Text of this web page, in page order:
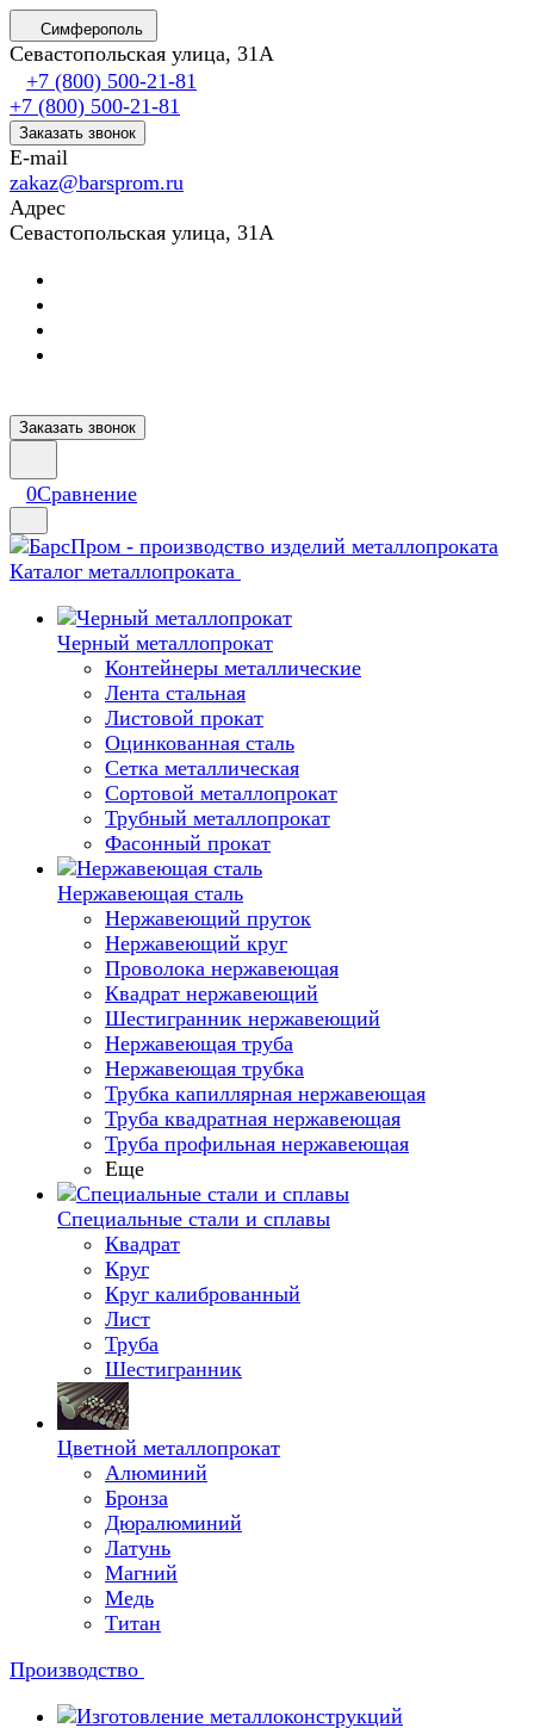
Симферополь
Севастопольская улица, 31А
+7 (800) 500-21-81
+7 (800) 500-21-81
Заказать звонок
E-mail
zakaz@barsprom.ru
Адрес
Севастопольская улица, 31А
Заказать звонок
0Сравнение
Каталог металлопроката
Черный металлопрокат
Контейнеры металлические
Лента стальная
Листовой прокат
Оцинкованная сталь
Сетка металлическая
Сортовой металлопрокат
Трубный металлопрокат
Фасонный прокат
Нержавеющая сталь
Нержавеющий пруток
Нержавеющий круг
Проволока нержавеющая
Квадрат нержавеющий
Шестигранник нержавеющий
Нержавеющая труба
Нержавеющая трубка
Трубка капиллярная нержавеющая
Труба квадратная нержавеющая
Труба профильная нержавеющая
Еще
Специальные стали и сплавы
Квадрат
Круг
Круг калиброванный
Лист
Труба
Шестигранник
Цветной металлопрокат
Алюминий
Бронза
Дюралюминий
Латунь
Магний
Медь
Титан
Производство